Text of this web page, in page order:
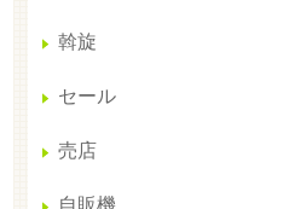
斡旋
セール
売店